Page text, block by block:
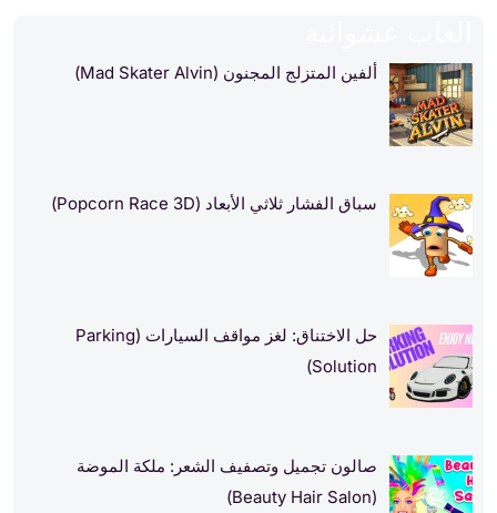
ألفين المتزلج المجنون (Mad Skater Alvin)
سباق الفشار ثلاثي الأبعاد (Popcorn Race 3D)
حل الاختناق: لغز مواقف السيارات (Parking
Solution)
صالون تجميل وتصفيف الشعر: ملكة الموضة
(Beauty Hair Salon)